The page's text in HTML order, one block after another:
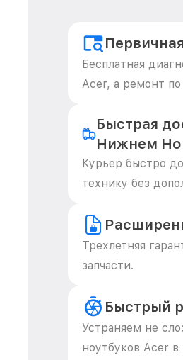
Бесплатная
Acer, а ремонт
Быстрая
Нижнем
Курьер быстро
технику без
Трехлетняя
запчасти.
Быстрый
Устраняем не
ноутбуков Acer в